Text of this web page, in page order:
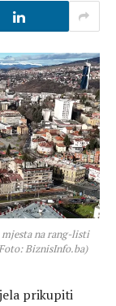
mjesta na rang-listi
BiznisInfo.ba)
prikupiti